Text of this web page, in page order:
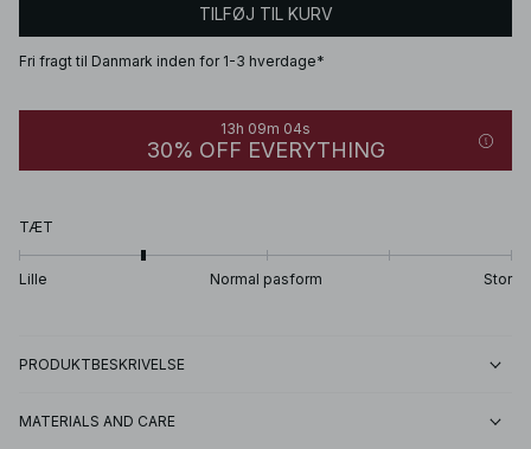
TILFØJ TIL KURV
Fri fragt til Danmark inden for 1-3 hverdage*
13h 09m 04s
30% OFF EVERYTHING
TÆT
Lille Normal pasform Stor
PRODUKTBESKRIVELSE
MATERIALS AND CARE